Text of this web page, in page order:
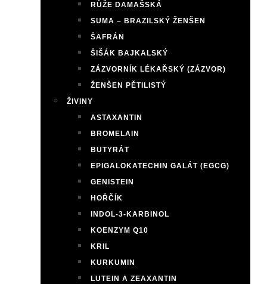
RŮŽE DAMAŠSKÁ
SUMA – BRAZILSKÝ ŽENŠEN
ŠAFRÁN
ŠIŠÁK BAJKALSKÝ
ZÁZVORNÍK LÉKAŘSKÝ (ZÁZVOR)
ŽENŠEN PĚTILISTÝ
ŽIVINY
ASTAXANTIN
BROMELAIN
BUTYRÁT
EPIGALOKATECHIN GALÁT (EGCG)
GENISTEIN
HOŘČÍK
INDOL-3-KARBINOL
KOENZYM Q10
KRIL
KURKUMIN
LUTEIN A ZEAXANTIN